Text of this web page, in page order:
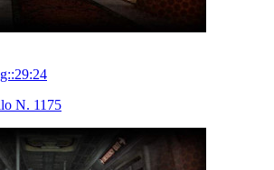
N. 1175